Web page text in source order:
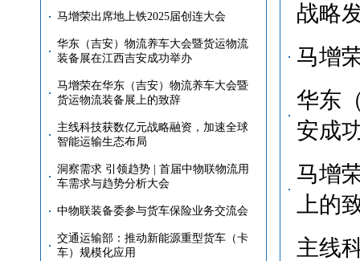
马增荣出席地上铁2025届创连大会
华东（吉安）物流养车大会暨货运物流
装备展在江西吉安成功举办
马增荣在华东（吉安）物流养车大会暨
货运物流装备展上的致辞
主线科技获数亿元战略融资，加速全球
智能运输生态布局
洞察需求 引领趋势 | 首届中物联物流用
车需求与趋势分析大会
中物联装备委参与货车保险业务交流会
交通运输部：推动新能源重型货车（卡
车）规模化应用
战略
马增
华东
安成
马增
上的
主线